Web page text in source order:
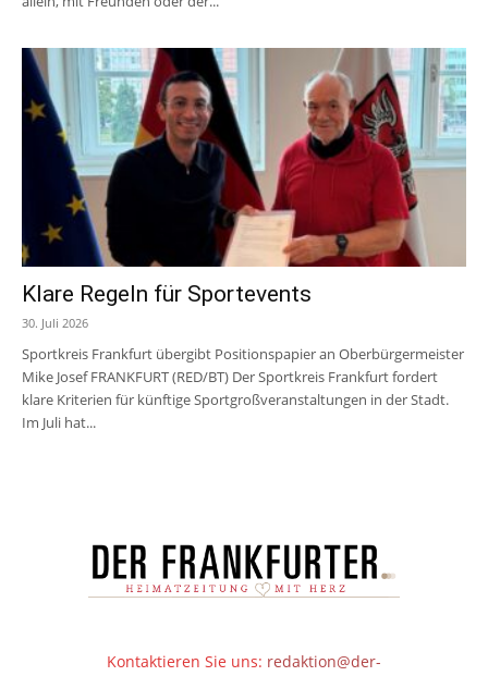
Klare Regeln für Sportevents
30. Juli 2026
Sportkreis Frankfurt übergibt Positionspapier an Oberbürgermeister
Mike Josef FRANKFURT (RED/BT) Der Sportkreis Frankfurt fordert
klare Kriterien für künftige Sportgroßveranstaltungen in der Stadt.
Im Juli hat...
Kontaktieren Sie uns: redaktion@der-